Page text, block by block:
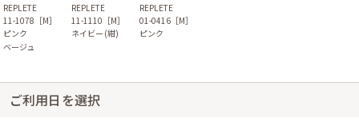
REPLETE
11-1078［M］
ピンク
ベージュ
REPLETE
11-1110［M］
ネイビー(紺)
REPLETE
01-0416［M］
ピンク
ご利用日を選択